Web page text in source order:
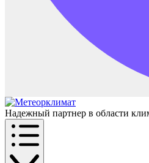
Надежный партнер в области